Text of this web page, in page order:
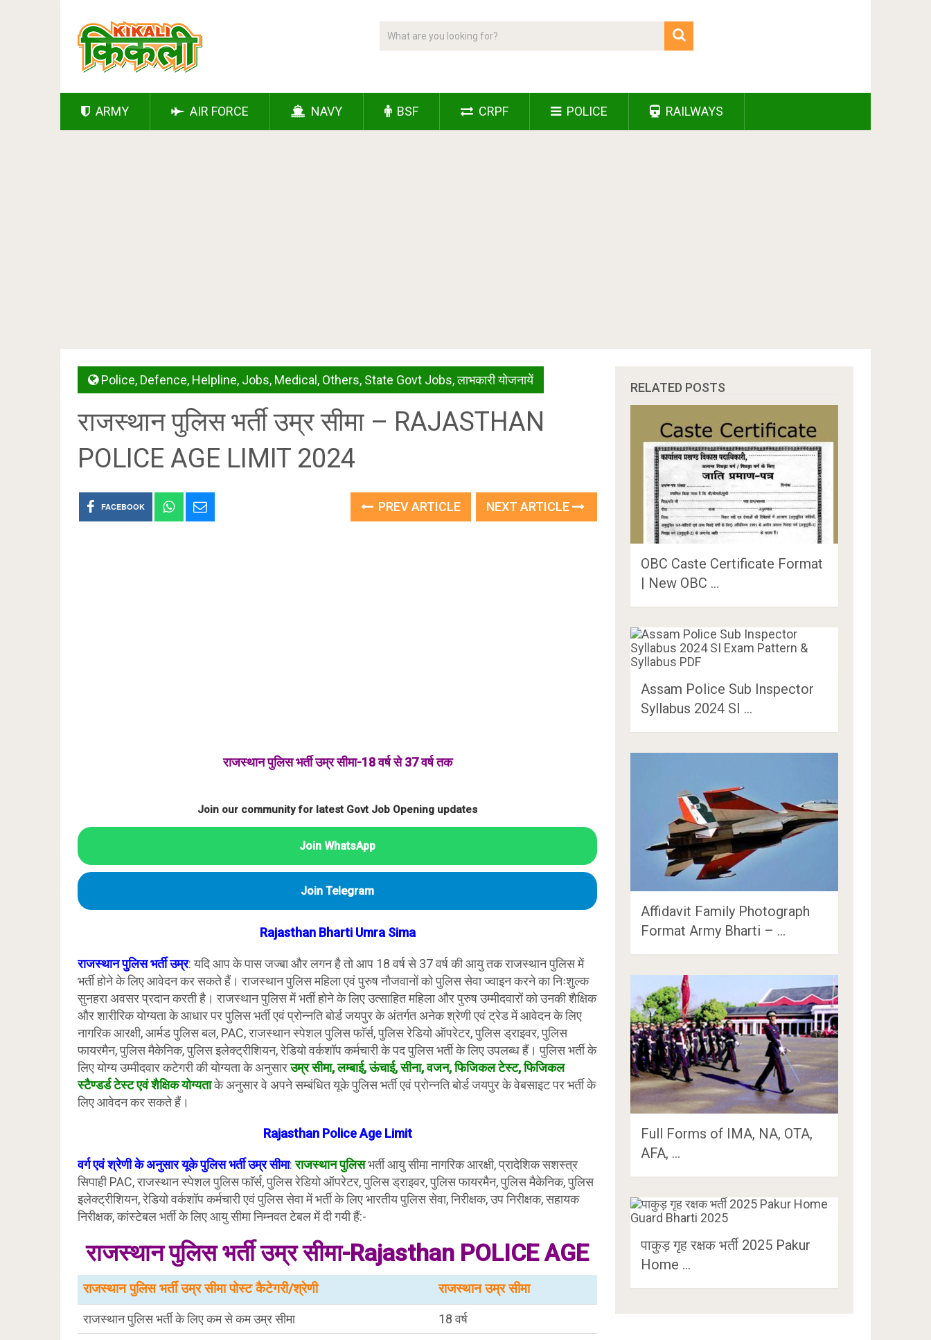
ARMY AIR FORCE NAVY BSF CRPF POLICE RAILWAYS
Police, Defence, Helpline, Jobs, Medical , Others, State Govt Jobs,लाभकारी योजनायें
राजस्थान पुलिस भर्ती उम्र सीमा – RAJASTHAN
POLICE AGE LIMIT 2024
FACEBOOK PREV ARTICLE NEXT ARTICLE
राजस्थान पुलिस भर्ती उम्र सीमा-18 वर्ष से 37 वर्ष तक
Join our community for latest Govt Job Opening updates
Join WhatsApp
Join Telegram
Rajasthan Bharti Umra Sima
राजस्थान पुलिस भर्ती उम्र: यदि आप के पास जज्बा और लगन है तो आप 18 वर्ष से 37 वर्ष की आयु तक राजस्थान पुलिस में
भर्ती होने के लिए आवेदन कर सकते हैं। राजस्थान पुलिस महिला एवं पुरुष नौजवानों को पुलिस सेवा ज्वाइन करने का निःशुल्क
सुनहरा अवसर प्रदान करती है। राजस्थान पुलिस में भर्ती होने के लिए उत्साहित महिला और पुरुष उम्मीदवारों को उनकी शैक्षिक
और शारीरिक योग्यता के आधार पर पुलिस भर्ती एवं प्रोन्नति बोर्ड जयपुर के अंतर्गत अनेक श्रेणी एवं ट्रेड में आवेदन के लिए
नागरिक आरक्षी, आर्मड पुलिस बल, PAC, राजस्थान स्पेशल पुलिस फाॅर्स, पुलिस रेडियो ऑपरेटर, पुलिस ड्राइवर, पुलिस
फायरमैन, पुलिस मैकेनिक, पुलिस इलेक्ट्रीशियन, रेडियो वर्कशॉप कर्मचारी के पद पुलिस भर्ती के लिए उपलब्ध हैं। पुलिस भर्ती के
लिए योग्य उम्मीदवार कटेगरी की योग्यता के अनुसारउम्र सीमा, लम्बाई, ऊंचाई, सीना, वजन, फिजिकल टेस्ट, फिजिकल
स्टैण्डर्ड टेस्ट एवं शैक्षिक योग्यताके अनुसार वे अपने सम्बंधित यूके पुलिस भर्ती एवं प्रोन्नति बोर्ड जयपुर के वेबसाइट पर भर्ती के
लिए आवेदन कर सकते हैं।
Rajasthan Police Age Limit
वर्ग एवं श्रेणी के अनुसार यूके पुलिस भर्ती उम्र सीमा:राजस्थान पुलिसभर्ती आयु सीमा नागरिक आरक्षी, प्रादेशिक सशस्त्र
सिपाही PAC, राजस्थान स्पेशल पुलिस फाॅर्स, पुलिस रेडियो ऑपरेटर, पुलिस ड्राइवर, पुलिस फायरमैन, पुलिस मैकेनिक, पुलिस
इलेक्ट्रीशियन, रेडियो वर्कशॉप कर्मचारी एवं पुलिस सेवा में भर्ती के लिए भारतीय पुलिस सेवा, निरीक्षक, उप निरीक्षक, सहायक
निरीक्षक, कांस्टेबल भर्ती के लिए आयु सीमा निम्नवत टेबल में दी गयी हैं:-
राजस्थान पुलिस भर्ती उम्र सीमा-Rajasthan POLICE AGE
राजस्थान पुलिस भर्ती उम्र सीमा पोस्ट कैटेगरी/श्रेणी राजस्थान उम्र सीमा
राजस्थान पुलिस भर्ती के लिए कम से कम उम्र सीमा
18 वर्ष
RELATED POSTS
OBC Caste Certificate Format
| New OBC …
Assam Police Sub Inspector
Syllabus 2024 SI …
Affidavit Family Photograph
Format Army Bharti – …
Full Forms of IMA, NA, OTA,
AFA, …
पाकुड़ गृह रक्षक भर्ती 2025 Pakur
Home …